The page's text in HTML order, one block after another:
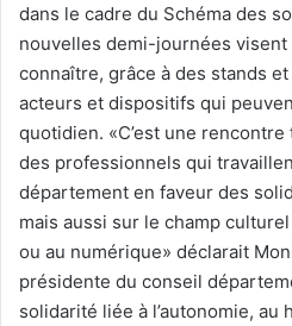
dans le cadre du Schéma des
nouvelles demi-journées
connaître, grâce à des stands
acteurs et dispositifs qui
quotidien. «C’est une
des professionnels qui
département en faveur des
mais aussi sur le champ
ou au numérique» déclarait
présidente du conseil
solidarité liée à l’autonomie, au